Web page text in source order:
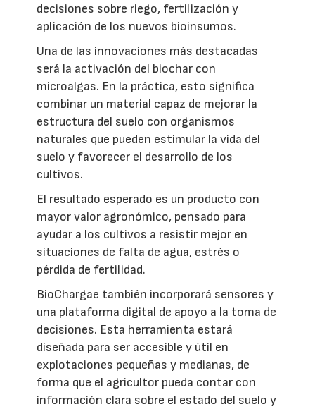
decisiones sobre riego, fertilización y
aplicación de los nuevos bioinsumos.
Una de las innovaciones más destacadas
será la activación del biochar con
microalgas. En la práctica, esto significa
combinar un material capaz de mejorar la
estructura del suelo con organismos
naturales que pueden estimular la vida del
suelo y favorecer el desarrollo de los
cultivos.
El resultado esperado es un producto con
mayor valor agronómico, pensado para
ayudar a los cultivos a resistir mejor en
situaciones de falta de agua, estrés o
pérdida de fertilidad.
BioChargae también incorporará sensores y
una plataforma digital de apoyo a la toma de
decisiones. Esta herramienta estará
diseñada para ser accesible y útil en
explotaciones pequeñas y medianas, de
forma que el agricultor pueda contar con
información clara sobre el estado del suelo y